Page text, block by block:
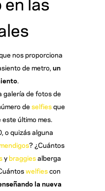
nos proporciona
de metro,un
.
galería de fotos de
de selfiesque
último mes.
o quizás alguna
? ¿Cuántos
ybraggiesalberga
welfiescon
la nueva